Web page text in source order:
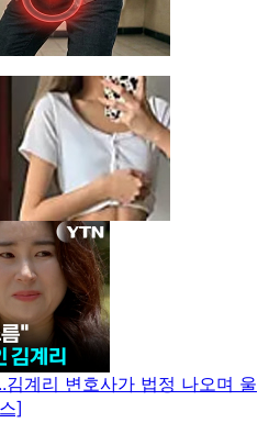
계리 변호사가 법정 나오며 울
]